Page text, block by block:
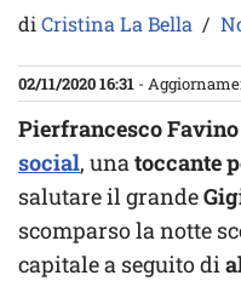
diCristina La Bella
02/11/2020 16:31 -
Pierfrancesco Favino
social, unatoccante
salutare il grande
scomparso la notte
capitale a seguito di